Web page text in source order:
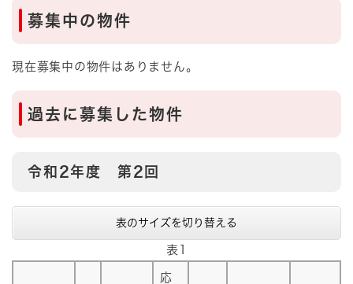
募集中の物件
現在募集中の物件はありません。
過去に募集した物件
令和2年度 第2回
表のサイズを切り替える
表1
応